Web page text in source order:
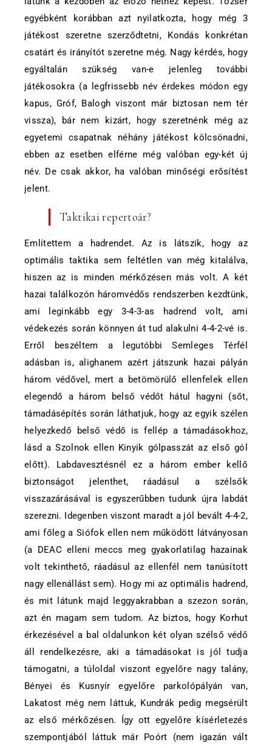
egyébként korábban azt nyilatkozta, hogy még 3
játékost szeretne szerződtetni, Kondás konkrétan
csatárt és irányítót szeretne még. Nagy kérdés, hogy
egyáltalán szükség van-e jelenleg további
játékosokra (a legfrissebb név érdekes módon egy
kapus, Gróf, Balogh viszont már biztosan nem tér
vissza), bár nem kizárt, hogy szeretnénk még az
egyetemi csapatnak néhány játékost kölcsönadni,
ebben az esetben elférne még valóban egy-két új
név. De csak akkor, ha valóban minőségi erősítést
jelent.
Taktikai repertoár?
Említettem a hadrendet. Az is látszik, hogy az
optimális taktika sem feltétlen van még kitalálva,
hiszen az is minden mérkőzésen más volt. A két
hazai találkozón háromvédős rendszerben kezdtünk,
ami leginkább egy 3-4-3-as hadrend volt, ami
védekezés során könnyen át tud alakulni 4-4-2-vé is.
Erről beszéltem a legutóbbi Semleges Térfél
adásban is, alighanem azért játszunk hazai pályán
három védővel, mert a betömörülő ellenfelek ellen
elegendő a három belső védőt hátul hagyni (sőt,
támadásépítés során láthatjuk, hogy az egyik szélen
helyezkedő belső védő is fellép a támadásokhoz,
lásd a Szolnok ellen Kinyik gólpasszát az első gól
előtt). Labdavesztésnél ez a három ember kellő
biztonságot jelenthet, ráadásul a szélsők
visszazárásával is egyszerűbben tudunk újra labdát
szerezni. Idegenben viszont maradt a jól bevált 4-4-2,
ami főleg a Siófok ellen nem működött látványosan
(a DEAC elleni meccs meg gyakorlatilag hazainak
volt tekinthető, ráadásul az ellenfél nem tanúsított
nagy ellenállást sem). Hogy mi az optimális hadrend,
és mit látunk majd leggyakrabban a szezon során,
azt én magam sem tudom. Az biztos, hogy Korhut
érkezésével a bal oldalunkon két olyan szélső védő
áll rendelkezésre, aki a támadásokat is jól tudja
támogatni, a túloldal viszont egyelőre nagy talány,
Bényei és Kusnyír egyelőre parkolópályán van,
Lakatost még nem láttuk, Kundrák pedig megsérült
az első mérkőzésen. Így ott egyelőre kísérletezés
szempontjából láttuk már Poórt (nem igazán vált